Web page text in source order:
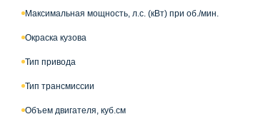
Максимальная мощность, л.с. (кВт) при об./мин.
Окраска кузова
Тип привода
Тип трансмиссии
Объем двигателя, куб.см